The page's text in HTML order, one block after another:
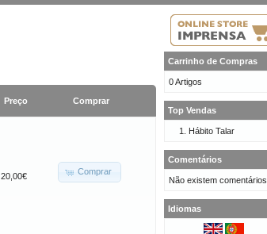
Preço Comprar
20,00€ Comprar
Carrinho de Compras
0 Artigos
Top Vendas
Hábito Talar
Comentários
Não existem comentários
Idiomas